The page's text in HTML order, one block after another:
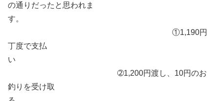
の通りだったと思われま
す。
①1,190円
丁度で支払
い
➁1,200円渡し、10円のお
釣りを受け取